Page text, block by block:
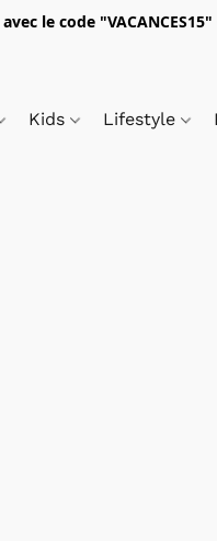
avec le code "VACANCES15"
Kids Lifestyle